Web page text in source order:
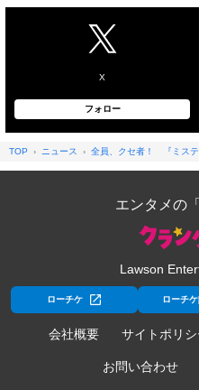
X
フォロー
TOP ニュース 全員、クセ者！ 『ミステ
エンタメの
Lawson
ローチケ ローチ
会社概要 サイトポリシ
お問い合わせ